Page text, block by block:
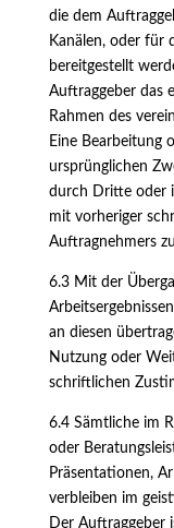
die dem
Kanälen, oder für
bereitgestellt
Auftraggeber das
Rahmen des
Eine Bearbeitung
ursprünglichen
durch Dritte oder
mit vorheriger
Auftragnehmers
6.3 Mit der
an diesen
Nutzung oder
schriftlichen
6.4 Sämtliche im
oder
Präsentationen,
verbleiben im
Der Auftraggeber